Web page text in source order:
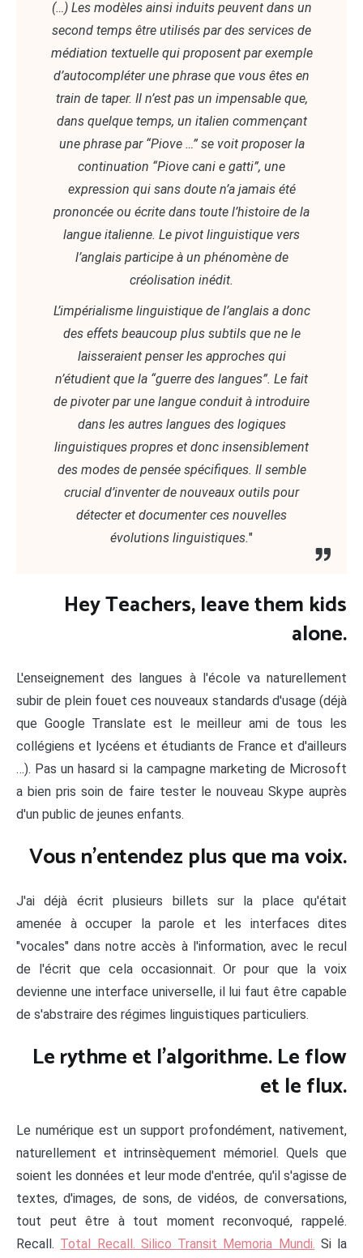
(…) Les modèles ainsi induits peuvent dans un
second temps être utilisés par des services de
médiation textuelle qui proposent par exemple
d’autocompléter une phrase que vous êtes en
train de taper. Il n’est pas un impensable que,
dans quelque temps, un italien commençant
une phrase par “Piove …” se voit proposer la
continuation “Piove cani e gatti”, une
expression qui sans doute n’a jamais été
prononcée ou écrite dans toute l’histoire de la
langue italienne. Le pivot linguistique vers
l’anglais participe à un phénomène de
créolisation inédit.
L’impérialisme linguistique de l’anglais a donc
des effets beaucoup plus subtils que ne le
laisseraient penser les approches qui
n’étudient que la “guerre des langues”. Le fait
de pivoter par une langue conduit à introduire
dans les autres langues des logiques
linguistiques propres et donc insensiblement
des modes de pensée spécifiques. Il semble
crucial d’inventer de nouveaux outils pour
détecter et documenter ces nouvelles
évolutions linguistiques."
Hey Teachers, leave them kids
alone.
L'enseignement des langues à l'école va naturellement
subir de plein fouet ces nouveaux standards d'usage (déjà
que Google Translate est le meilleur ami de tous les
collégiens et lycéens et étudiants de France et d'ailleurs
…). Pas un hasard si la campagne marketing de Microsoft
a bien pris soin de faire tester le nouveau Skype auprès
d'un public de jeunes enfants.
Vous n'entendez plus que ma voix.
J'ai déjà écrit plusieurs billets sur la place qu'était
amenée à occuper la parole et les interfaces dites
"vocales" dans notre accès à l'information, avec le recul
de l'écrit que cela occasionnait. Or pour que la voix
devienne une interface universelle, il lui faut être capable
de s'abstraire des régimes linguistiques particuliers.
Le rythme et l'algorithme. Le flow
et le flux.
Le numérique est un support profondément, nativement,
naturellement et intrinsèquement mémoriel. Quels que
soient les données et leur mode d'entrée, qu'il s'agisse de
textes, d'images, de sons, de vidéos, de conversations,
tout peut être à tout moment reconvoqué, rappelé.
Recall. Total Recall. Silico Transit Memoria Mundi. Si la